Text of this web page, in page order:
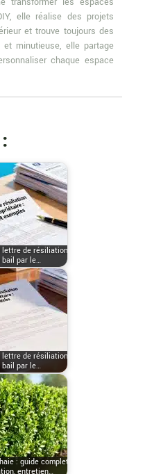
elle réalise des projets
et trouve toujours des
minutieuse, elle partage
chaque espace
lettre de résiliation
bail par le…
lettre de résiliation
bail par le…
: guide complet
entretien…